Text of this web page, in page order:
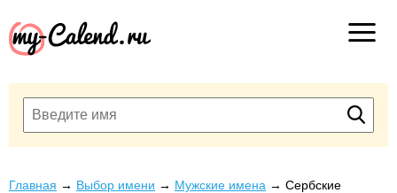
Главная → Выбор имени → Мужские имена → Сербские